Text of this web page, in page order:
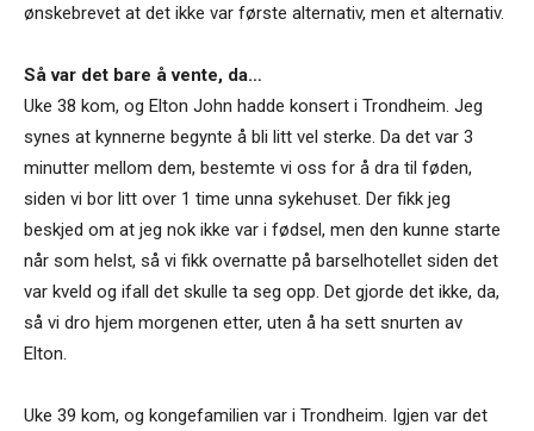
ønskebrevet at det ikke var første alternativ, men et alternativ.
Så var det bare å vente, da…
Uke 38 kom, og Elton John hadde konsert i Trondheim. Jeg
synes at kynnerne begynte å bli litt vel sterke. Da det var 3
minutter mellom dem, bestemte vi oss for å dra til føden,
siden vi bor litt over 1 time unna sykehuset. Der fikk jeg
beskjed om at jeg nok ikke var i fødsel, men den kunne starte
når som helst, så vi fikk overnatte på barselhotellet siden det
var kveld og ifall det skulle ta seg opp. Det gjorde det ikke, da,
så vi dro hjem morgenen etter, uten å ha sett snurten av
Elton.
Uke 39 kom, og kongefamilien var i Trondheim. Igjen var det